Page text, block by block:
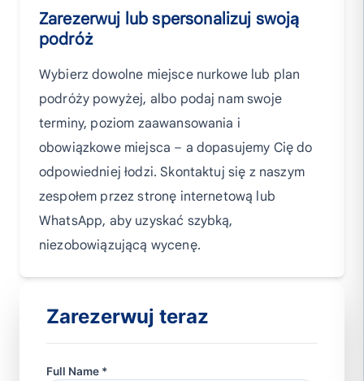
Zarezerwuj lub spersonalizuj swoją
podróż
Wybierz dowolne miejsce nurkowe lub plan
podróży powyżej, albo podaj nam swoje
terminy, poziom zaawansowania i
obowiązkowe miejsca – a dopasujemy Cię do
odpowiedniej łodzi. Skontaktuj się z naszym
zespołem przez stronę internetową lub
WhatsApp, aby uzyskać szybką,
niezobowiązującą wycenę.
Zarezerwuj teraz
Full Name *